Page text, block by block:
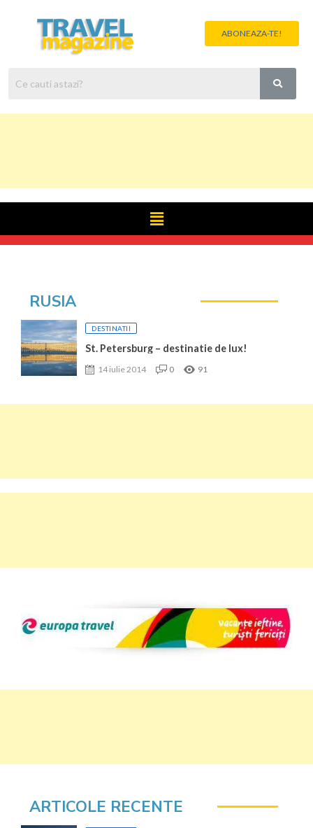
ABONEAZA-TE!
RUSIA
DESTINATII
St. Petersburg – destinatie de lux!
14 iulie 2014 0 91
ARTICOLE RECENTE